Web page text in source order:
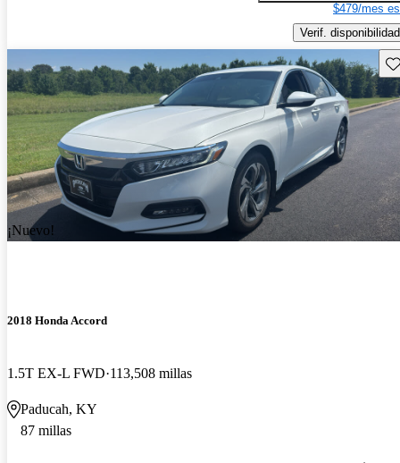
$479/mes
Verif. disponibilidad
¡Nuevo!
2018 Honda Accord
1.5T EX-L FWD 113,508 millas
Paducah, KY
87 millas